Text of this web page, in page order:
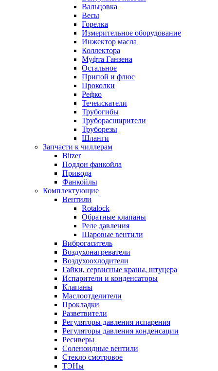
Вальцовка
Весы
Горелка
Измерительное оборудование
Инжектор масла
Коллектора
Муфта Ганзена
Остальное
Припой и флюс
Проколки
Рефко
Течеискатели
Трубогибы
Труборасширители
Труборезы
Шланги
Запчасти к чиллерам
Bitzer
Поддон фанкойла
Привода
Фанкойлы
Комплектующие
Вентили
Rotalock
Обратные клапаны
Реле давления
Шаровые вентили
Виброгаситель
Воздухонагреватели
Воздухоохлодители
Гайки, сервисные краны, штуцера
Испарители и конденсаторы
Клапаны
Маслоотделители
Прокладки
Разветвители
Регуляторы давления испарения
Регуляторы давления конденсации
Ресиверы
Соленоидные вентили
Стекло смотровое
ТЭНы